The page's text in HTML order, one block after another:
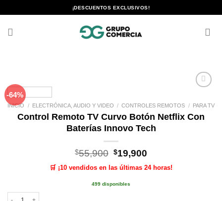
al
¡DESCUENTOS EXCLUSIVOS!
-64%
lista de
deseos
INICIO / ELECTRÓNICA, AUDIO Y VIDEO / CONTROLES REMOTOS / PARA TV
Control Remoto TV Curvo Botón Netflix Con
Baterías Innovo Tech
$55,900 El
precio
original
era:
$19,900
actual
🛒 ¡10 vendidos en las últimas 24 horas!
499 disponibles
Control Remoto TV Curvo Botón Netflix Con Baterías Innovo Tech cantidad